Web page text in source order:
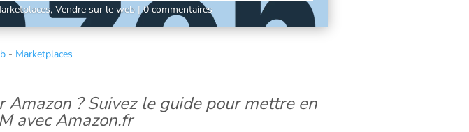
, Vendre sur le web|0 commentaires
- Marketplaces
? Suivez le guide pour mettre en
avec Amazon.fr